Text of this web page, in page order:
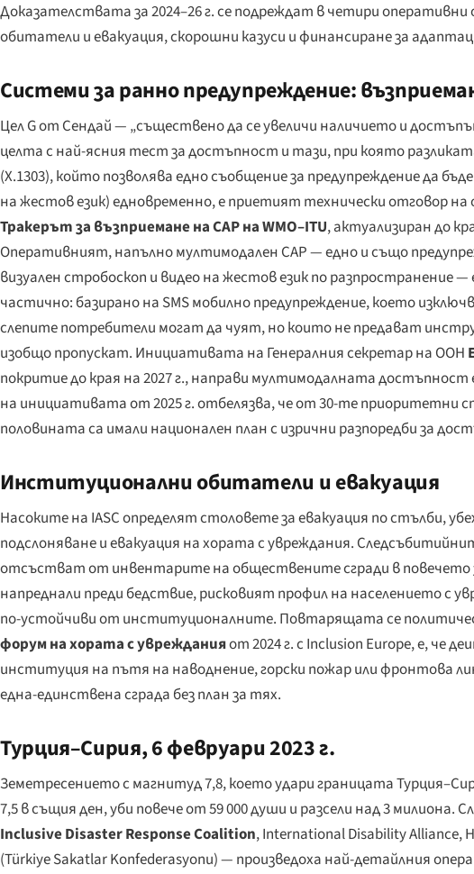
Доказателствата за 2024–26 г. се подреждат в четири
обитатели и евакуация, скорошни казуси и финансиране за
Системи за ранно предупреждение:
Цел G от Сендай — „съществено да се увеличи наличието и
целта с най-ясния тест за достъпност и тази, при която
(X.1303), който позволява едно съобщение за предупреждение да
на жестов език) едновременно, е приетият технически отговор
Тракерът за възприемане на CAP на WMO–ITU, актуализиран до
Оперативният, напълно мултимодален CAP — едно и също
визуален стробоскоп и видео на жестов език по
частично: базирано на SMS мобилно предупреждение, което
слепите потребители могат да чуят, но които не предават
изобщо пропускат. Инициативата на Генералния секретар на ООН
покритие до края на 2027 г., направи мултимодалната
на инициативата от 2025 г. отбелязва, че от 30-те приоритетни
половината са имали национален план с изрични разпоредби за
Институционални обитатели и евакуация
Насоките на IASC определят столовете за евакуация по стълби,
подслоняване и евакуация на хората с увреждания.
отсъстват от инвентарите на обществените сгради в повечето
напреднали преди бедствие, рисковият профил на населението с
по-устойчиви от институционалните. Повтарящата се
форум на хората с уврежданияот 2024 г. с Inclusion Europe, е, че
институция на пътя на наводнение, горски пожар или фронтова
една-единствена сграда без план за тях.
Турция–Сирия, 6 февруари 2023 г.
Земетресението с магнитуд 7,8, което удари границата
7,5 в същия ден, уби повече от 59 000 души и разсели над 3 милиона.
Inclusive Disaster Response Coalition, International Disability Alliance,
(Türkiye Sakatlar Konfederasyonu) — произведоха най-детайлния